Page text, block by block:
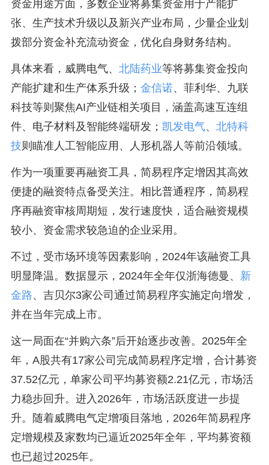
资金用途方面，多数企业将募集资金用于产能扩
张、生产技术升级以及新兴产业布局，少量企业划
拨部分资金补充流动资金，优化自身财务结构。
具体来看，威腾电气、 北陆药业等将募集资金投向
产能扩建和生产体系升级； 金信诺、菲利华、九联
科技等则聚焦AI产业链相关项目，涵盖高速互连组
件、电子材料及智能终端研发； 凯发电气、 北特科
技则瞄准人工智能应用、人形机器人等前沿领域。
作为一项重要再融资工具，简易程序定增因其高效
便捷的融资特点备受关注。相比普通程序，简易程
序再融资审核周期短，发行速度快，适合融资规模
较小、资金需求较急迫的企业采用。
不过，受市场环境等因素影响，2024年该融资工具
明显降温。数据显示，2024年全年仅浙海德曼、 新
金路、吉贝尔3家公司通过简易程序实施定向增发，
并在当年完成上市。
这一局面在“并购六条”后开始逐步改善。2025年全
年，A股共有17家公司完成简易程序定增，合计募资
37.52亿元，单家公司平均募资额2.21亿元，市场活
力稳步回升。进入2026年，市场活跃度进一步提
升。随着威腾电气定增项目落地，2026年简易程序
定增规模及家数均已逼近2025年全年，平均募资额
也已超过2025年。